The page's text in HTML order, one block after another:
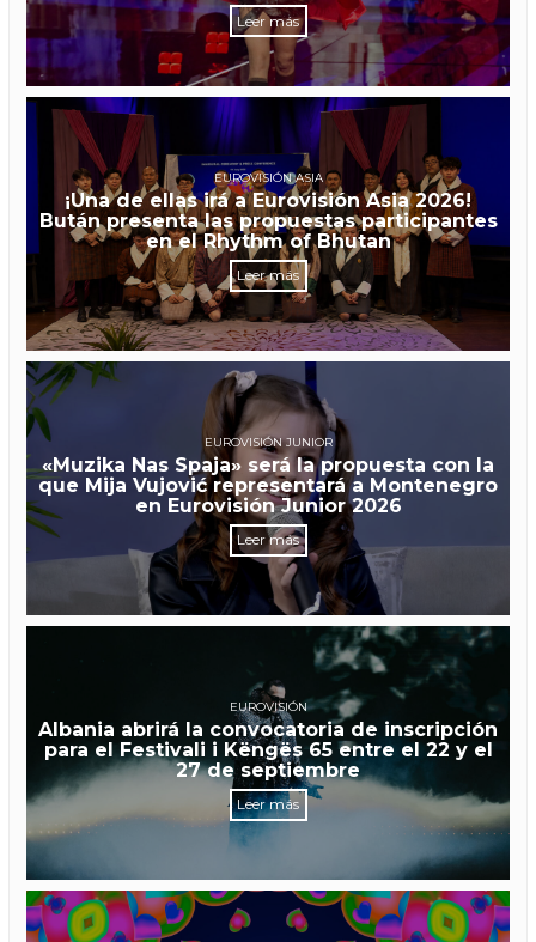
Leer más
EUROVISIÓN ASIA
¡Una de ellas irá a Eurovisión Asia 2026!
Bután presenta las propuestas participantes
en el Rhythm of Bhutan
Leer más
EUROVISIÓN JUNIOR
«Muzika Nas Spaja» será la propuesta con la
que Mija Vujović representará a Montenegro
en Eurovisión Junior 2026
Leer más
EUROVISIÓN
Albania abrirá la convocatoria de inscripción
para el Festivali i Këngës 65 entre el 22 y el
27 de septiembre
Leer más